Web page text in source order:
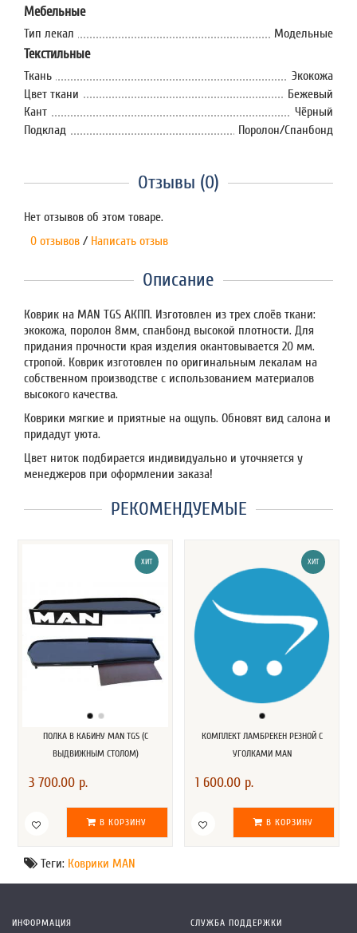
Мебельные
Тип лекал Модельные
Текстильные
Ткань
Экокожа
Цвет ткани
Бежевый
Кант
Чёрный
Подклад
Поролон/Спанбонд
Отзывы (0)
Нет отзывов об этом товаре.
0 отзывов / Написать отзыв
Описание
Коврик на MAN TGS АКПП. Изготовлен из трех слоёв ткани:
экокожа, поролон 8мм, спанбонд высокой плотности. Для
придания прочности края изделия окантовывается 20 мм.
стропой. Коврик изготовлен по оригинальным лекалам на
собственном производстве с использованием материалов
высокого качества.
Коврики мягкие и приятные на ощупь. Обновят вид салона и
придадут уюта.
Цвет ниток подбирается индивидуально и уточняется у
менеджеров при оформлении заказа!
РЕКОМЕНДУЕМЫЕ
ХИТ
ПОЛКА В КАБИНУ MAN TGS (С
ВЫДВИЖНЫМ СТОЛОМ)
3 700.00 р.
В КОРЗИНУ
ХИТ
КОМПЛЕКТ ЛАМБРЕКЕН РЕЗНОЙ С
УГОЛКАМИ MAN
1 600.00 р.
В КОРЗИНУ
Теги: Коврики MAN
ИНФОРМАЦИЯ СЛУЖБА ПОДДЕРЖКИ